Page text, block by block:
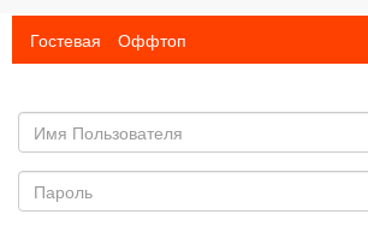
Гостевая Оффтоп